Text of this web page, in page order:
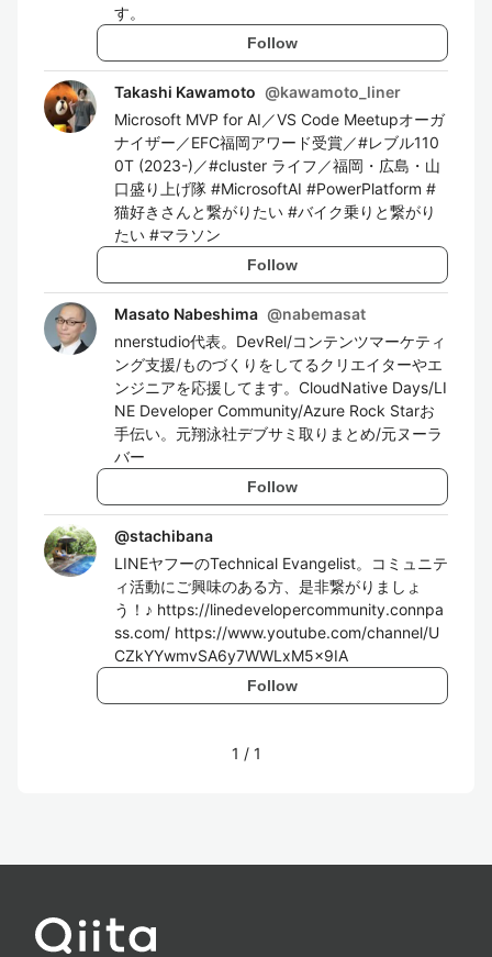
す。
Follow
Takashi Kawamoto @kawamoto_liner
Microsoft MVP for AI／VS Code Meetupオーガ
ナイザー／EFC福岡アワード受賞／#レブル110
0T (2023-)／#cluster ライフ／福岡・広島・山
口盛り上げ隊 #MicrosoftAI #PowerPlatform #
猫好きさんと繋がりたい #バイク乗りと繋がり
たい #マラソン
Follow
Masato Nabeshima @nabemasat
nnerstudio代表。DevRel/コンテンツマーケティ
ング支援/ものづくりをしてるクリエイターやエ
ンジニアを応援してます。CloudNative Days/LI
NE Developer Community/Azure Rock Starお
手伝い。元翔泳社デブサミ取りまとめ/元ヌーラ
バー
Follow
@stachibana
LINEヤフーのTechnical Evangelist。コミュニテ
ィ活動にご興味のある方、是非繋がりましょ
う！♪ https://linedevelopercommunity.connpa
ss.com/ https://www.youtube.com/channel/U
CZkYYwmvSA6y7WWLxM5x9IA
Follow
1 / 1